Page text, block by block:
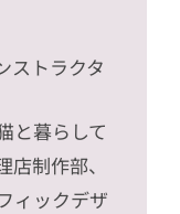
ストラクタ
と暮らして
制作部、
ィックデザ